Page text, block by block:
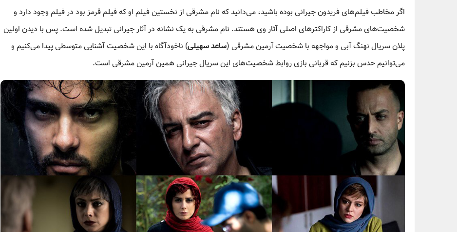
اگر مخاطب فیلم‌های فریدون جیرانی بوده باشید، می‌دانید که نام مشرقی از نخستین فیلم او که فیلم قرمز بود در فیلم وجود دارد و
شخصیت‌های مشرقی از کاراکترهای اصلی آثار وی هستند. نام مشرقی به یک نشانه در آثار جیرانی تبدیل شده است. پس با دیدن اولین
پلان سریال نهنگ آبی و مواجهه با شخصیت آرمین مشرقی (ساعد سهیلی) ناخودآگاه با این شخصیت آشنایی متوسطی پیدا می‌کنیم و
می‌توانیم حدس بزنیم که قربانی بازی روابط شخصیت‌های این سریال جیرانی همین آرمین مشرقی است.